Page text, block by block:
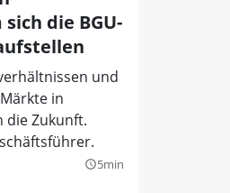
die BGU-
und
in
die Zukunft.
query_builder5min